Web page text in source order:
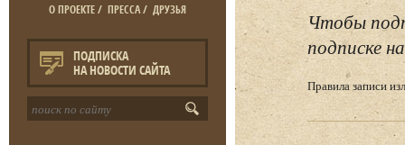
О ПРОЕКТЕ/ ПРЕССА/ ДРУЗЬЯ
ПОДПИСКА
НА НОВОСТИ САЙТА
Чтобы
подписке
Правила записи